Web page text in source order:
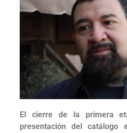
El cierre de la primera
presentación del